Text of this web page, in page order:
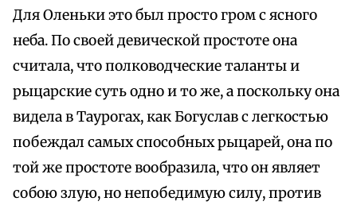
Для Оленьки это был просто гром с ясного
неба. По своей девической простоте она
считала, что полководческие таланты и
рыцарские суть одно и то же, а поскольку она
видела в Таурогах, как Богуслав с легкостью
побеждал самых способных рыцарей, она по
той же простоте вообразила, что он являет
собою злую, но непобедимую силу, против